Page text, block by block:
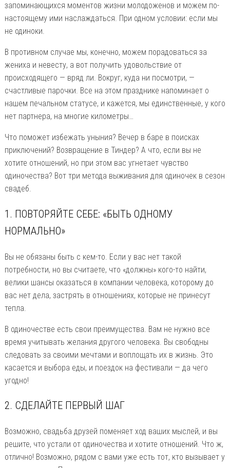
запоминающихся моментов жизни молодоженов и можем по-
настоящему ими наслаждаться. При одном условии: если мы
не одиноки.
В противном случае мы, конечно, можем порадоваться за
жениха и невесту, а вот получить удовольствие от
происходящего — вряд ли. Вокруг, куда ни посмотри, —
счастливые парочки. Все на этом празднике напоминает о
нашем печальном статусе, и кажется, мы единственные, у кого
нет партнера, на многие километры…
Что поможет избежать уныния? Вечер в баре в поисках
приключений? Возвращение в Тиндер? А что, если вы не
хотите отношений, но при этом вас угнетает чувство
одиночества? Вот три метода выживания для одиночек в сезон
свадеб.
1. ПОВТОРЯЙТЕ СЕБЕ: «БЫТЬ ОДНОМУ
НОРМАЛЬНО»
Вы не обязаны быть с кем-то. Если у вас нет такой
потребности, но вы считаете, что «должны» кого-то найти,
велики шансы оказаться в компании человека, которому до
вас нет дела, застрять в отношениях, которые не принесут
тепла.
В одиночестве есть свои преимущества. Вам не нужно все
время учитывать желания другого человека. Вы свободны
следовать за своими мечтами и воплощать их в жизнь. Это
касается и выбора еды, и поездок на фестивали — да чего
угодно!
2. СДЕЛАЙТЕ ПЕРВЫЙ ШАГ
Возможно, свадьба друзей поменяет ход ваших мыслей, и вы
решите, что устали от одиночества и хотите отношений. Что ж,
отлично! Возможно, рядом с вами уже есть тот, кто вызывает у